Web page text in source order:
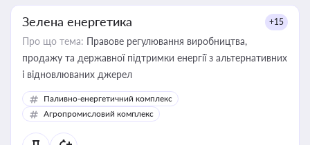
Зелена енергетика +15
Про що тема: Правове регулювання виробництва,
продажу та державної підтримки енергії з альтернативних
і відновлюваних джерел
Паливно-енергетичний комплекс
Агропромисловий комплекс